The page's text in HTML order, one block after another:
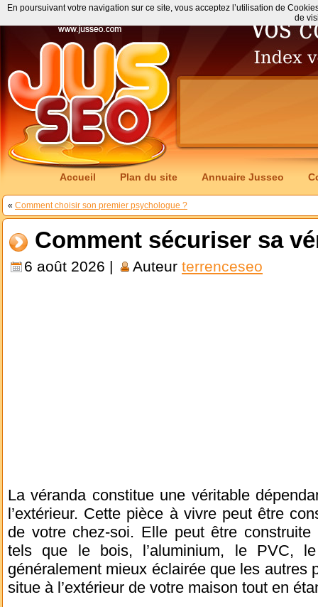
Accueil Plan du site Annuaire Jusseo
« Comment choisir son premier psychologue ?
Comment sécuriser sa
6 août 2026 | Auteur terrenceseo
La véranda constitue une véritable
l’extérieur. Cette pièce à vivre peut être
de votre chez-soi. Elle peut être
tels que le bois, l’aluminium, le PVC,
généralement mieux éclairée que les autres
situe à l’extérieur de votre maison tout en
En poursuivant votre navigation sur ce site, vous acceptez l’utilisation de
de